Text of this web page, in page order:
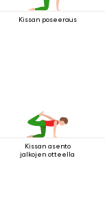
Kissan poseeraus
Kissan asento
jalkojen otteella